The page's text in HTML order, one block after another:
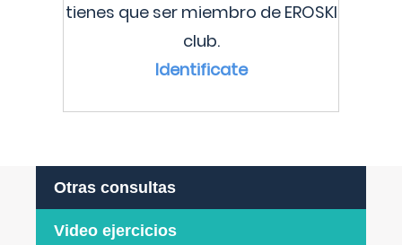
tienes que ser miembro de EROSKI
club.
Identificate
Otras consultas
Video ejercicios